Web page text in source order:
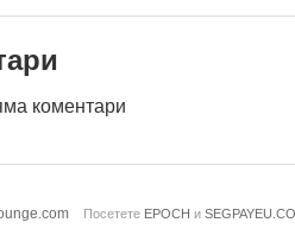
коментари
Посетете EPOCH и